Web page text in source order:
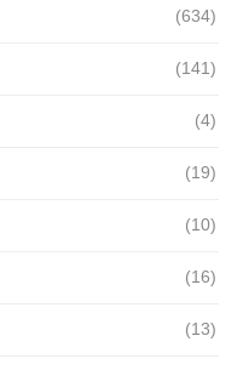
(634)
(141)
(4)
(19)
(10)
(16)
(13)